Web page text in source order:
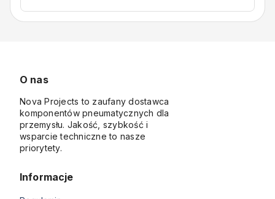
O nas
Nova Projects to zaufany dostawca
komponentów pneumatycznych dla
przemysłu. Jakość, szybkość i
wsparcie techniczne to nasze
priorytety.
Informacje